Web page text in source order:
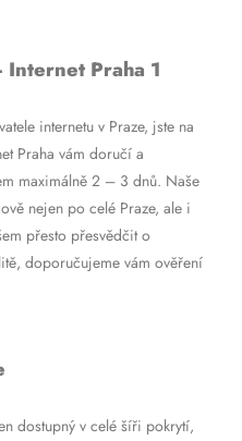
Praha 1
internetu v Praze, jste na
Praha vám doručí a
maximálně 2 – 3 dnů. Naše
nejen po celé Praze, ale i
přesto přesvědčit o
doporučujeme vám ověření
dostupný v celé šíři pokrytí,